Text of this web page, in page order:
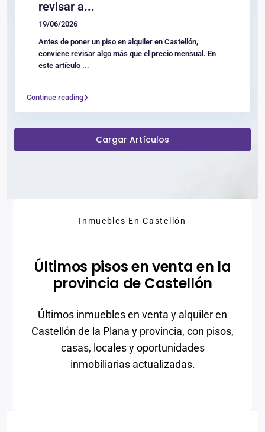
revisar a...
19/06/2026
Antes de poner un piso en alquiler en Castellón,
conviene revisar algo más que el precio mensual. En
este artículo ...
Continue reading
Cargar Artículos
Inmuebles En Castellón
Últimos pisos en venta en la
provincia de Castellón
Últimos inmuebles en venta y alquiler en
Castellón de la Plana y provincia, con pisos,
casas, locales y oportunidades
inmobiliarias actualizadas.